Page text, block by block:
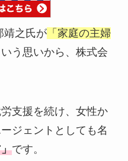
靖之氏が「家庭の主婦
いう思いから、株式会
支援を続け、女性か
ジェントとしても名
です。